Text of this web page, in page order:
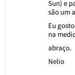
Sun) e
são um
Eu
na
abraço.
Nelio